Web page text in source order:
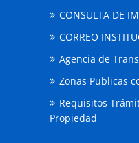
CONSULTA DE
CORREO
Agencia de
Zonas Publicas
Requisitos
Propiedad